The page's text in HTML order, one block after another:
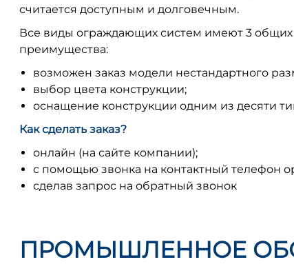
считается доступным и долговечным.
Все виды ограждающих систем имеют 3 общих
преимущества:
возможен заказ модели нестандартного
выбор цвета конструкции;
оснащение конструкции одним из десяти
Как сделать заказ?
онлайн (на сайте компании);
с помощью звонка на контактный телефон
сделав запрос на обратный звонок
ПРОМЫШЛЕННОЕ